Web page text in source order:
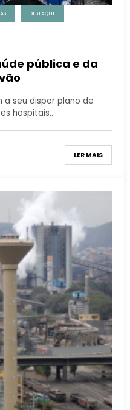
DESTAQUE
pública e da
a seu dispor plano de
hospitais…
LER MAIS